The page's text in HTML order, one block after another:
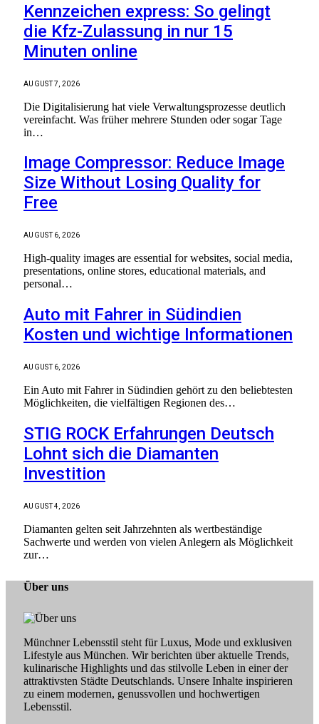
Kennzeichen express: So gelingt
die Kfz-Zulassung in nur 15
Minuten online
AUGUST 7, 2026
Die Digitalisierung hat viele Verwaltungsprozesse deutlich
vereinfacht. Was früher mehrere Stunden oder sogar Tage
in…
Image Compressor: Reduce Image
Size Without Losing Quality for
Free
AUGUST 6, 2026
High-quality images are essential for websites, social media,
presentations, online stores, educational materials, and
personal…
Auto mit Fahrer in Südindien
Kosten und wichtige Informationen
AUGUST 6, 2026
Ein Auto mit Fahrer in Südindien gehört zu den beliebtesten
Möglichkeiten, die vielfältigen Regionen des…
STIG ROCK Erfahrungen Deutsch
Lohnt sich die Diamanten
Investition
AUGUST 4, 2026
Diamanten gelten seit Jahrzehnten als wertbeständige
Sachwerte und werden von vielen Anlegern als Möglichkeit
zur…
Über uns
Münchner Lebensstil steht für Luxus, Mode und exklusiven
Lifestyle aus München. Wir berichten über aktuelle Trends,
kulinarische Highlights und das stilvolle Leben in einer der
attraktivsten Städte Deutschlands. Unsere Inhalte inspirieren
zu einem modernen, genussvollen und hochwertigen
Lebensstil.